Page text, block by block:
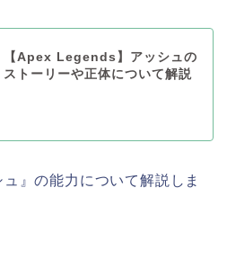
【Apex Legends】アッシュの
ストーリーや正体について解説
』の能力について解説しま